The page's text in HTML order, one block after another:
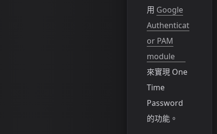
用 Google
Authenticat
or PAM
module
來實現 One
Time
Password
的功能。